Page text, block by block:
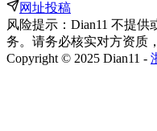
网址投稿
风险提示：Dian11 不提
务。请务必核实对方资质
Copyright © 2025 Dian11 -